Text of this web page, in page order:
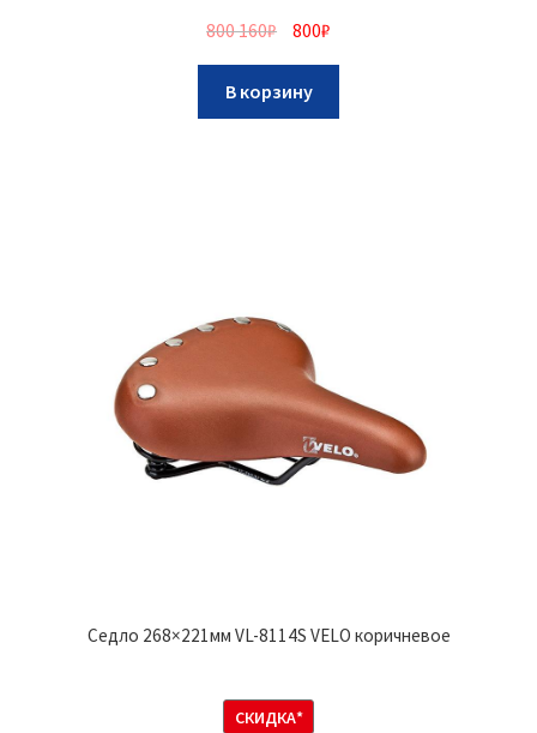
800 160₽ 800₽
В корзину
Седло 268×221мм VL-8114S VELO коричневое
СКИДКА*